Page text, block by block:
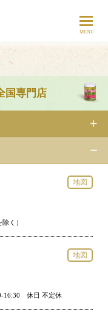
国専門店
く）
地図
16:30 休日 不定休
地図